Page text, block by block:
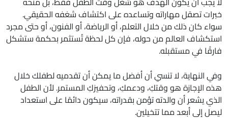
خبرات تصقل مهاراته وتساعده على اكتشاف شغفه الحقيقي.
سواء كان ذلك من خلال التعلم، أو الرياضة، أو الفنون، أو حتى مجرد
استكشاف العالم من حوله، فإن كل لحظة تُستثمر بحكمة ستشكل
فارقًا في مستقبله.
وفي النهاية، لا تنسي أن أفضل ما يمكن أن تقدميه لطفلك خلال
هذه الإجازة هو وقتكِ، ودعمكِ، وتحفيزكِ المستمر. لأن الطفل
الذي يشعر أن والدته تؤمن بقدراته، سيكون دائمًا على استعداد
ليصل إلى أبعد مما تتخيلين.